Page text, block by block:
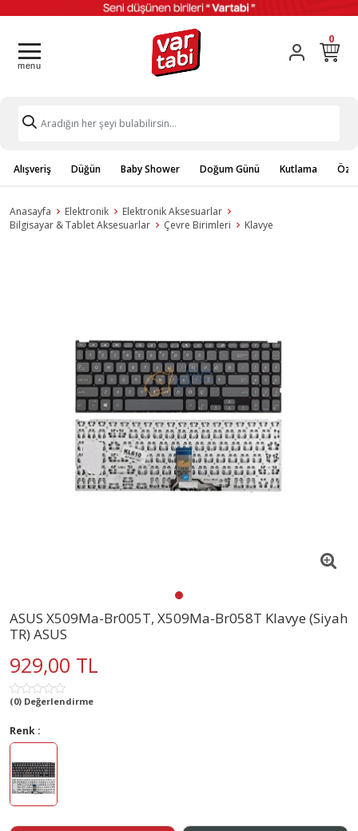
0
Alışveriş Düğün Baby Shower Doğum Günü Kutlama
Anasayfa Elektronik
Elektronik Aksesuarlar
Bilgisayar & Tablet Aksesuarlar
Çevre Birimleri Klavye
ASUS X509Ma-Br005T, X509Ma-Br058T Klavye (Siyah
TR) ASUS
929,00 TL
(0) Değerlendirme
Renk :